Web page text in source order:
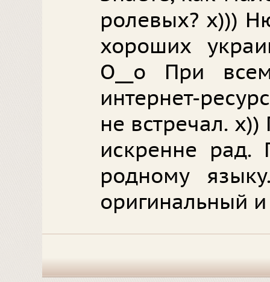
ролевых? х)))
хороших
О__о При
интернет-
не встречал.
искренне рад.
родному
оригинальный